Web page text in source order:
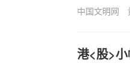
中国文明网
港<股>